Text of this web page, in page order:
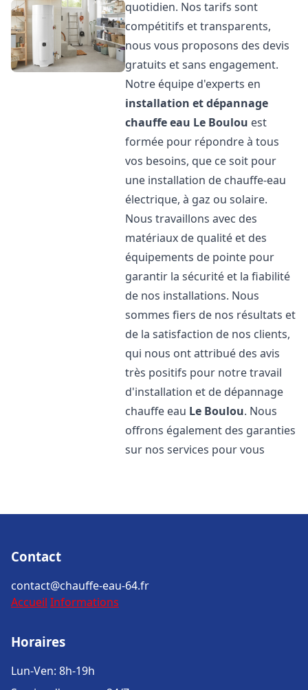
quotidien. Nos tarifs sont
compétitifs et transparents,
nous vous proposons des devis
gratuits et sans engagement.
Notre équipe d'experts en
installation et dépannage
chauffe eau Le Boulou est
formée pour répondre à tous
vos besoins, que ce soit pour
une installation de chauffe-eau
électrique, à gaz ou solaire.
Nous travaillons avec des
matériaux de qualité et des
équipements de pointe pour
garantir la sécurité et la fiabilité
de nos installations. Nous
sommes fiers de nos résultats et
de la satisfaction de nos clients,
qui nous ont attribué des avis
très positifs pour notre travail
d'installation et de dépannage
chauffe eau Le Boulou. Nous
offrons également des garanties
sur nos services pour vous
Contact
contact@chauffe-eau-64.fr
Accueil Informations
Horaires
Lun-Ven: 8h-19h